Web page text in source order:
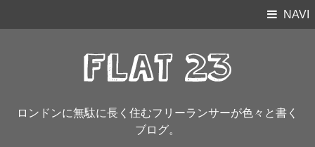
NAVI
ロンドンに無駄に長く住むフリーランサーが色々と書く
ブログ。